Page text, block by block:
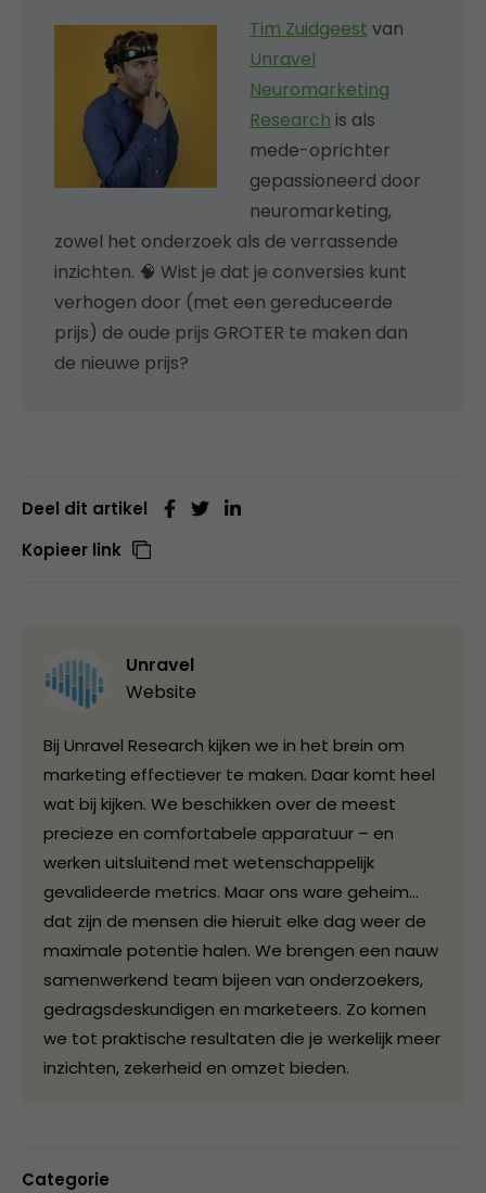
Tim Zuidgeest van
Unravel
Neuromarketing
Research is als
mede-oprichter
gepassioneerd door
neuromarketing,
zowel het onderzoek als de verrassende
inzichten. 🧠 Wist je dat je conversies kunt
verhogen door (met een gereduceerde
prijs) de oude prijs GROTER te maken dan
de nieuwe prijs?
Deel dit artikel
Kopieer link
Unravel
Website
Bij Unravel Research kijken we in het brein om
marketing effectiever te maken. Daar komt heel
wat bij kijken. We beschikken over de meest
precieze en comfortabele apparatuur – en
werken uitsluitend met wetenschappelijk
gevalideerde metrics. Maar ons ware geheim...
dat zijn de mensen die hieruit elke dag weer de
maximale potentie halen. We brengen een nauw
samenwerkend team bijeen van onderzoekers,
gedragsdeskundigen en marketeers. Zo komen
we tot praktische resultaten die je werkelijk meer
inzichten, zekerheid en omzet bieden.
Categorie